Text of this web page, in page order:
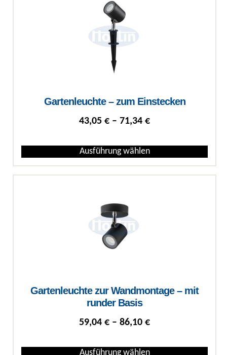
Gartenleuchte – zum Einstecken
43,05 € – 71,34 €Preisspanne:
Ausführung wählen
Gartenleuchte zur Wandmontage – mit
runder Basis
59,04 € – 86,10 €Preisspanne:
Ausführung wählen